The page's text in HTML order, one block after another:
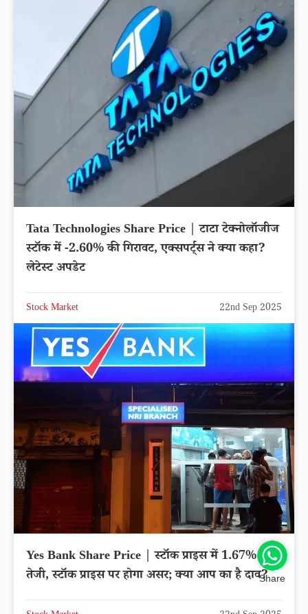
Tata Technologies Share Price | टाटा टेक्नोलॉजीज
स्टॉक में -2.60% की गिरावट, एक्सपर्ट्स ने क्या कहा?
लेटेस्ट अपडेट
Stock Market 22nd Sep 2025
Yes Bank Share Price | स्टॉक प्राइस में 1.67% की
तेजी, स्टॉक प्राइस पर होगा असर; क्या आप का है दाव?Share